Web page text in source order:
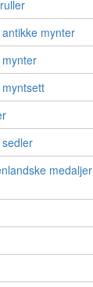
mynter
medaljer